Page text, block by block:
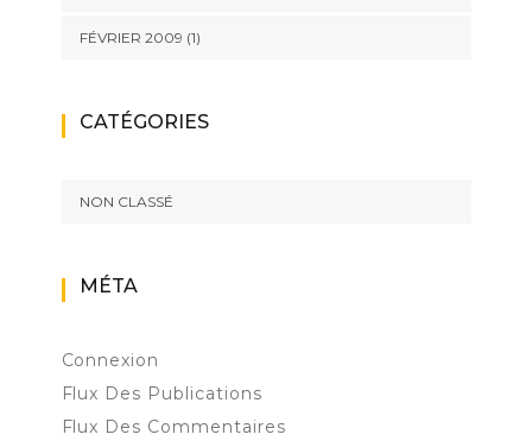
FÉVRIER 2009 (1)
CATÉGORIES
NON CLASSÉ
MÉTA
Connexion
Flux Des Publications
Flux Des Commentaires